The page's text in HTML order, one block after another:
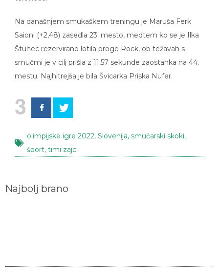
Na današnjem smukaškem treningu je Maruša Ferk
Saioni (+2,48) zasedla 23. mesto, medtem ko se je Ilka
Štuhec rezervirano lotila proge Rock, ob težavah s
smučmi je v cilj prišla z 11,57 sekunde zaostanka na 44.
mestu. Najhitrejša je bila Švicarka Priska Nufer.
3
olimpijske igre 2022, Slovenija, smučarski skoki,
šport, timi zajc
Najbolj brano